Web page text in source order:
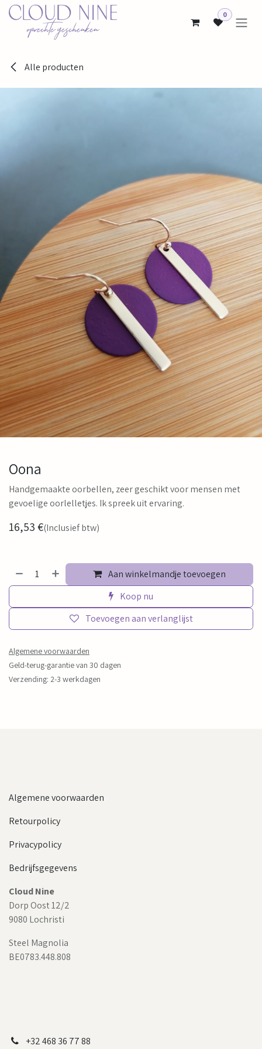
Overslaan naar inhoud
0
Alle producten
Oona
Handgemaakte oorbellen, zeer geschikt voor mensen met
gevoelige oorlelletjes. Ik spreek uit ervaring.
16,53€(Inclusief btw)
Aan winkelmandje toevoegen
Koop nu
Toevoegen aan verlanglijst
Algemene voorwaarden
Geld-terug-garantie van 30 dagen
Verzending: 2-3 werkdagen
Algemene voorwaarden
Retourpolicy
Privacypolicy
Bedrijfsgegevens
Cloud Nine
Dorp Oost 12/2
9080 Lochristi
Steel Magnolia
BE0783.448.808
+32 468 36 77 88